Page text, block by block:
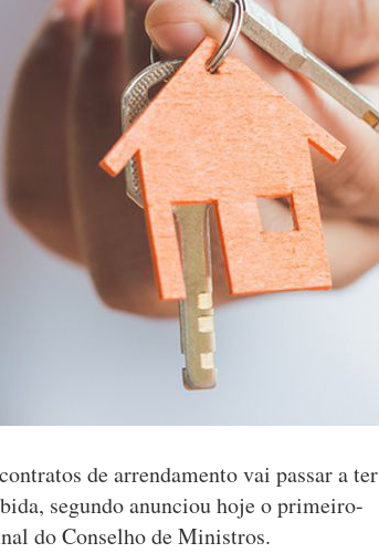
de arrendamento vai passar a ter
segundo anunciou hoje o primeiro-
do Conselho de Ministros.